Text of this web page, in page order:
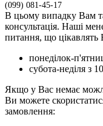
(099) 081-45-17
В цьому випадку Вам
консультація. Наші
питання, що цікавлять
понеділок-
субота-неділя з
Якщо у Вас немає
Ви можете
замовлення: